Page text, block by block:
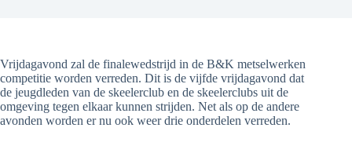
Vrijdagavond zal de finalewedstrijd in de B&K metselwerken
competitie worden verreden. Dit is de vijfde vrijdagavond dat
de jeugdleden van de skeelerclub en de skeelerclubs uit de
omgeving tegen elkaar kunnen strijden. Net als op de andere
avonden worden er nu ook weer drie onderdelen verreden.